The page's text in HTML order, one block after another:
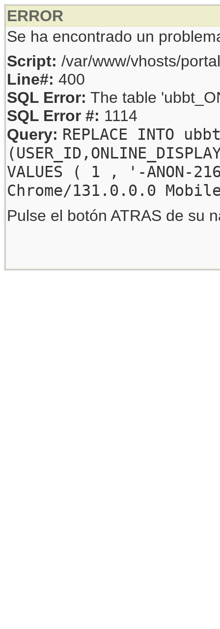
ERROR
Se ha encontrado un
Script: /var/www/vhosts/
Line#: 400
SQL Error: The table
SQL Error #: 1114
Query: REPLACE INTO
VALUES ( 1 , '-
Chrome/131.0.0.0
Pulse el botón ATRAS de su